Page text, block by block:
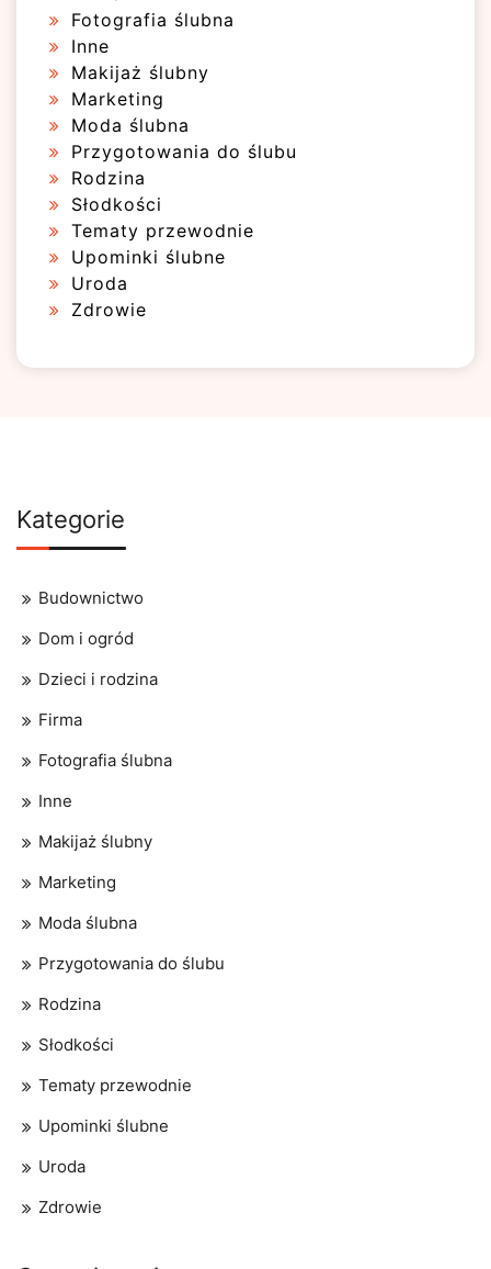
Fotografia ślubna
Inne
Makijaż ślubny
Marketing
Moda ślubna
Przygotowania do ślubu
Rodzina
Słodkości
Tematy przewodnie
Upominki ślubne
Uroda
Zdrowie
Kategorie
Budownictwo
Dom i ogród
Dzieci i rodzina
Firma
Fotografia ślubna
Inne
Makijaż ślubny
Marketing
Moda ślubna
Przygotowania do ślubu
Rodzina
Słodkości
Tematy przewodnie
Upominki ślubne
Uroda
Zdrowie